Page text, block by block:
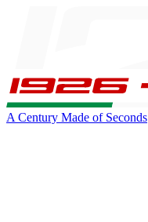
A Century Made of Seconds